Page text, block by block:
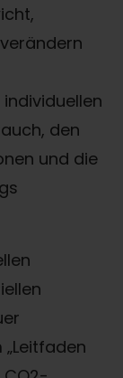
den
und die